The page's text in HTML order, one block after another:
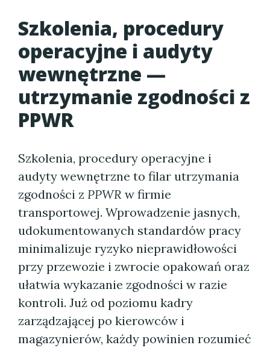
Szkolenia, procedury
operacyjne i audyty
wewnętrzne —
utrzymanie zgodności z
PPWR
Szkolenia, procedury operacyjne i
audyty wewnętrzne to filar utrzymania
zgodności z PPWR w firmie
transportowej. Wprowadzenie jasnych,
udokumentowanych standardów pracy
minimalizuje ryzyko nieprawidłowości
przy przewozie i zwrocie opakowań oraz
ułatwia wykazanie zgodności w razie
kontroli. Już od poziomu kadry
zarządzającej po kierowców i
magazynierów, każdy powinien rozumieć